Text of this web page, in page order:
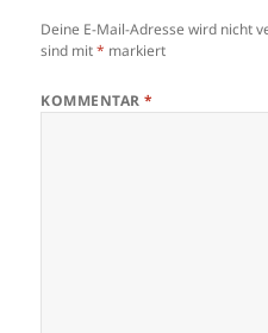
Deine E-Mail-Adresse wird nicht
sind mit* markiert
KOMMENTAR*